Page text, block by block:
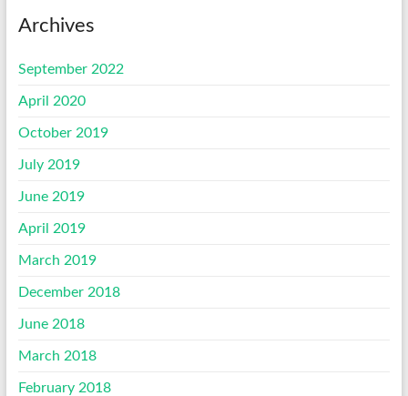
Archives
September 2022
April 2020
October 2019
July 2019
June 2019
April 2019
March 2019
December 2018
June 2018
March 2018
February 2018